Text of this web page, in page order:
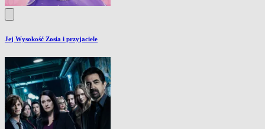
Jej Wysokość Zosia i przyjaciele